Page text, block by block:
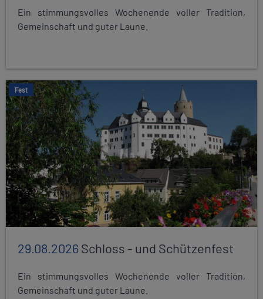
Ein stimmungsvolles Wochenende voller Tradition,
Gemeinschaft und guter Laune.
Fest
29.08.2026Schloss - und Schützenfest
Ein stimmungsvolles Wochenende voller Tradition,
Gemeinschaft und guter Laune.